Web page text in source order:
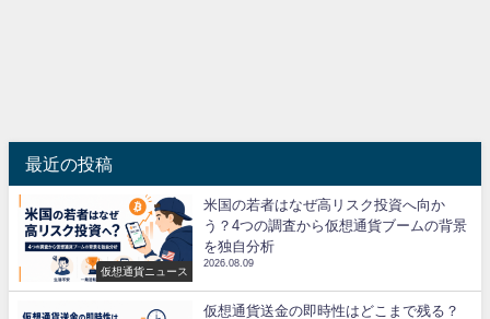
最近の投稿
仮想通貨ニュース
米国の若者はなぜ高リスク投資へ向か
う？4つの調査から仮想通貨ブームの背景
を独自分析
2026.08.09
仮想通貨送金の即時性はどこまで残る？